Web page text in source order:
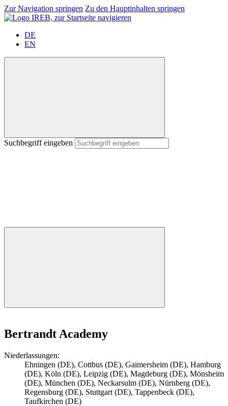
Zur Navigation springen Zu den Hauptinhalten springen
DE
EN
Suchbegriff eingeben
Bertrandt Academy
Niederlassungen:
Ehningen (DE), Cottbus (DE), Gaimersheim (DE), Hamburg
(DE), Köln (DE), Leipzig (DE), Magdeburg (DE), Mönsheim
(DE), München (DE), Neckarsulm (DE), Nürnberg (DE),
Regensburg (DE), Stuttgart (DE), Tappenbeck (DE),
Taufkirchen (DE)